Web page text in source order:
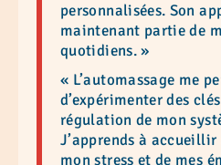
personnalisées. Son
maintenant partie de
quotidiens. »
« L’automassage me
d’expérimenter des
régulation de mon
J’apprends à
mon stress et de mes